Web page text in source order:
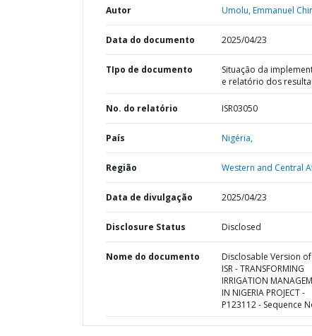
Autor Umolu, Emmanuel
Data do documento 2025/04/23
TIpo de documento
Situação da
e relatório dos
No. do relatório ISR03050
País Nigéria,
Região Western and Central
Data de divulgação 2025/04/23
Disclosure Status Disclosed
Nome do documento
Disclosable Version
ISR - TRANSFORMING
IRRIGATION
IN NIGERIA PROJECT -
P123112 - Sequence